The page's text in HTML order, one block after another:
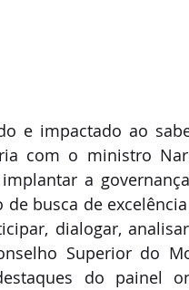
e impactado ao
com o ministro
a
busca de
dialogar,
Superior do
do painel